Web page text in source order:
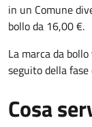
in un Comune
bollo da 16,00 €.
La marca da
seguito della
Cosa